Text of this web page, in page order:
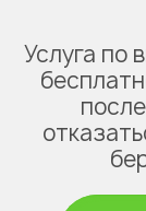
Услуга по